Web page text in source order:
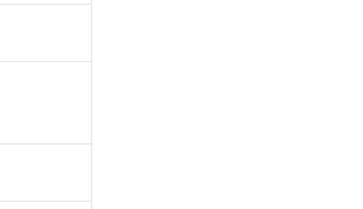
を証明するものではありません。
の期間は出荷製品に未対応品が
がない限り、2022年1月12日よ